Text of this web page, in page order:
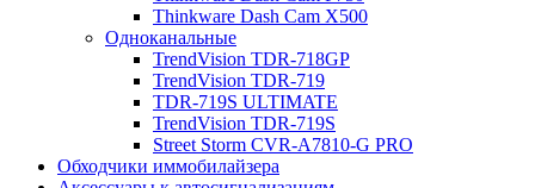
Thinkware Dash Cam X500
Одноканальные
TrendVision TDR-718GP
TrendVision TDR-719
TDR-719S ULTIMATE
TrendVision TDR-719S
Street Storm CVR-A7810-G PRO
Обходчики иммобилайзера